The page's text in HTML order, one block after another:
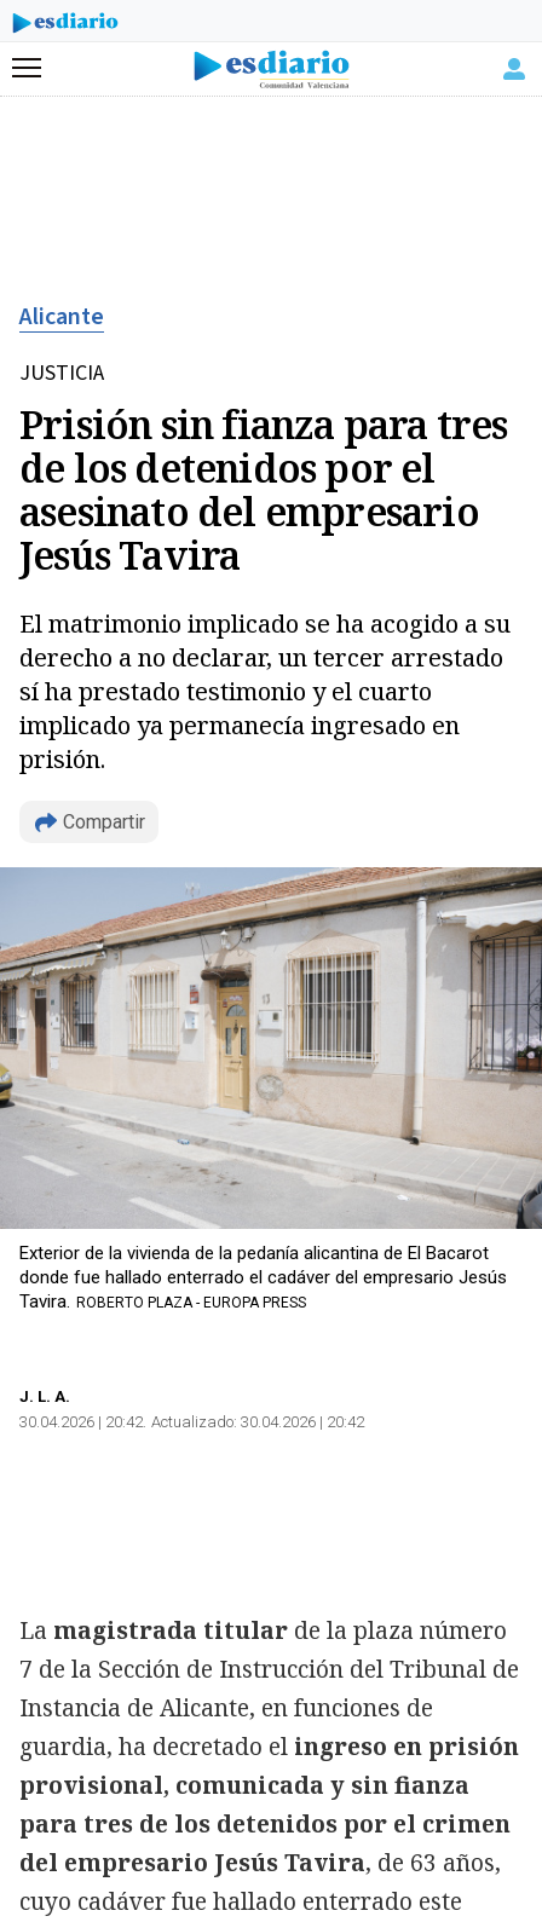
Menú
Alicante
JUSTICIA
Prisión sin fianza para tres
de los detenidos por el
asesinato del empresario
Jesús Tavira
El matrimonio implicado se ha acogido a su
derecho a no declarar, un tercer arrestado
sí ha prestado testimonio y el cuarto
implicado ya permanecía ingresado en
prisión.
Compartir
Copiar
Exterior de la vivienda de la pedanía alicantina de El Bacarot
donde fue hallado enterrado el cadáver del empresario Jesús
Tavira. ROBERTO PLAZA - EUROPA PRESS
J. L. A.
30.04.2026 | 20:42 Actualizado: 30.04.2026 | 20:42
La magistrada titular de la plaza número
7 de la Sección de Instrucción del Tribunal de
Instancia de Alicante, en funciones de
guardia, ha decretado el ingreso en prisión
provisional, comunicada y sin fianza
para tres de los detenidos por el crimen
del empresario Jesús Tavira, de 63 años,
cuyo cadáver fue hallado enterrado este